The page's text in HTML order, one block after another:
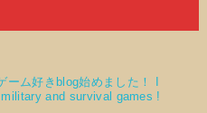
ーム好きblog始めました！
I
and survival games !